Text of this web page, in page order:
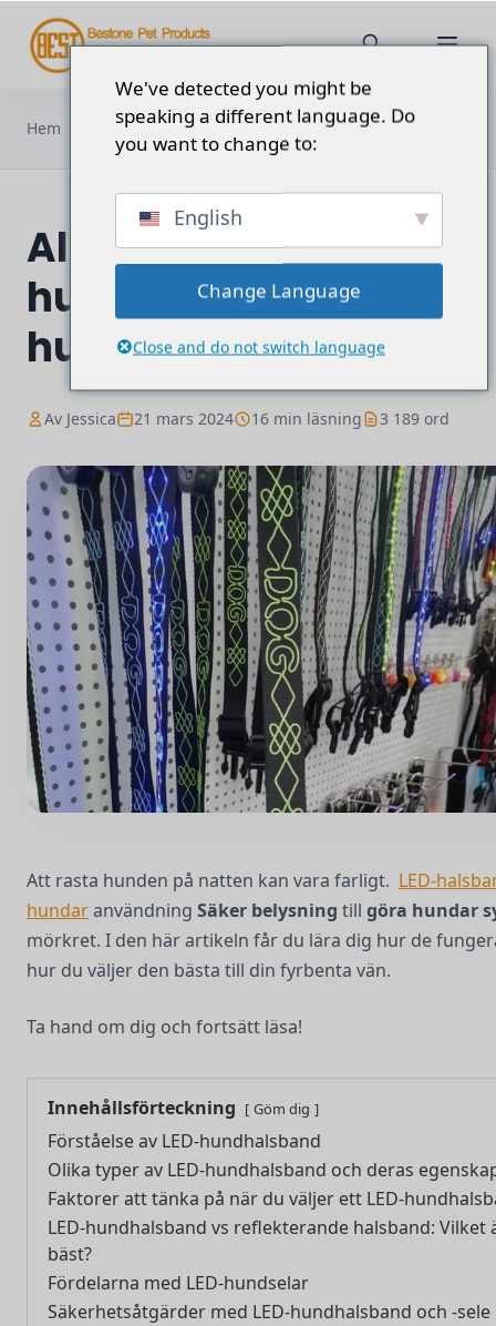
Hem Blogg
Allt om LED-hundhalsband och
hundsele
Allt om LED-
hundhalsband och
hundsele
Av Jessica 21 mars 2024 16 min läsning 3 189 ord
Att rasta hunden på natten kan vara farligt. LED-
hundaranvändning Säker belysning till göra hundar
mörkret. I den här artikeln får du lära dig hur de
hur du väljer den bästa till din fyrbenta vän.
Ta hand om dig och fortsätt läsa!
Innehållsförteckning Göm dig
Förståelse av LED-hundhalsband
Olika typer av LED-hundhalsband och deras
Faktorer att tänka på när du väljer ett LED-
LED-hundhalsband vs reflekterande halsband: Vilket
bäst?
Fördelarna med LED-hundselar
Säkerhetsåtgärder med LED-hundhalsband och -sele
We've detected you might be
speaking a different language. Do
you want to change to:
English
Change Language
Close and do not switch language